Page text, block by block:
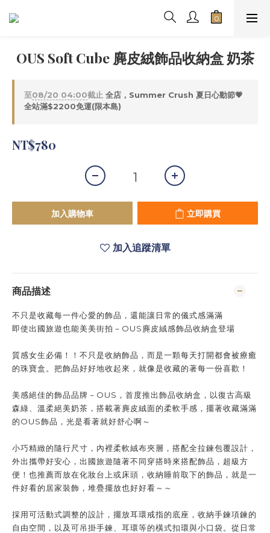
OUS Soft Cube 麂皮絨飾品收納盒 奶茶
至08/20 04:00截止 全店，Summer Crush 夏日心動節💗
全站滿$2200免運(限本島)
NT$780
加入購物車 立即購買
加入追蹤清單
商品描述
不只是收藏每一件心愛的飾品，還能讓日常的儀式感滿滿
即使出國旅遊也能美美街拍－OUS麂皮絨感飾品收納盒登場
質感女生必備！！不只是收納飾品，而是一顆每天打開都會被療癒
的珠寶盒。把飾品好好地收起來，就像是收藏的著每一份喜歡！
美感絕佳的飾品品牌－OUS，首度推出飾品收納盒，以復古高級
森綠、溫柔絕美奶茶，搭載著麂皮絨面的柔軟手感，擺著收藏滿滿
的OUS飾品，光是看著就好舒心啊～
小巧精緻的隨行尺寸，內裡柔軟絨布夾層，搭配全拉鍊包覆設計，
外出攜帶好安心，出國旅遊隨著不同穿搭時來搭配飾品，超級方
便！也推薦而放在化妝台上或床頭，收納睡前取下的飾品，就是一
件好看的居家裝飾，堆疊擺放也好好看～～
採用可活動式調整的設計，擺放耳環戒指的底座，收納手鍊項鍊的
自由空間，以及可吊掛手鍊、耳環等的橫式扣環與小口袋。從日常